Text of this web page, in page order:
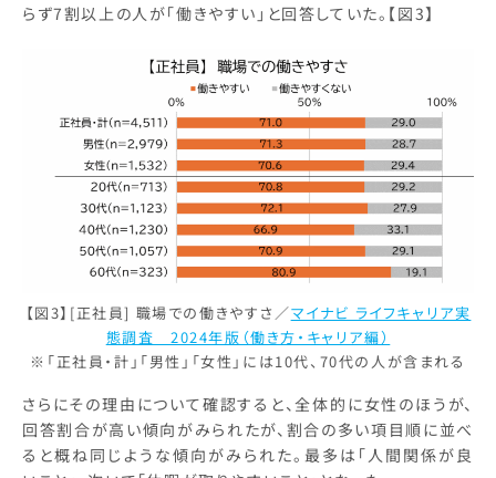
らず7割以上の人が「働きやすい」と回答していた。【図3】
【図3】[正社員] 職場での働きやすさ／マイナビ ライフキャリア実
態調査 2024年版（働き方・キャリア編）
※「正社員・計」「男性」「女性」には10代、70代の人が含まれる
さらにその理由について確認すると、全体的に女性のほうが、
回答割合が高い傾向がみられたが、割合の多い項目順に並べ
ると概ね同じような傾向がみられた。最多は「人間関係が良